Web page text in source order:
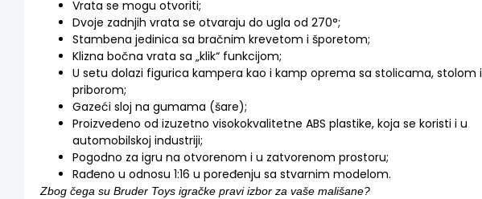
Vrata se mogu otvoriti;
Dvoje zadnjih vrata se otvaraju do ugla od 270°;
Stambena jedinica sa bračnim krevetom i šporetom;
Klizna bočna vrata sa „klik“ funkcijom;
U setu dolazi figurica kampera kao i kamp oprema sa stolicama, stolom i
priborom;
Gazeći sloj na gumama (šare);
Proizvedeno od izuzetno visokokvalitetne ABS plastike, koja se koristi i u
automobilskoj industriji;
Pogodno za igru na otvorenom i u zatvorenom prostoru;
Rađeno u odnosu 1:16 u poređenju sa stvarnim modelom.
Zbog čega su Bruder Toys igračke pravi izbor za vaše mališane?